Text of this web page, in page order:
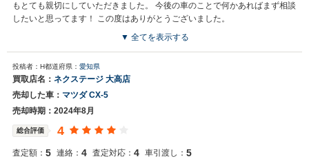
もとても親切にしていただきました。 今後の車のことで何かあればまず相談
したいと思ってます！ この度はありがとうございました。
▼ 全てを表示する
投稿者：H都道府県： 愛知県
買取店名： ネクステージ 大高店
売却した車： マツダ CX-5
売却時期：2024年8月
総合評価 4
査定額： 5 連絡： 4 査定対応： 4 車引渡し： 5